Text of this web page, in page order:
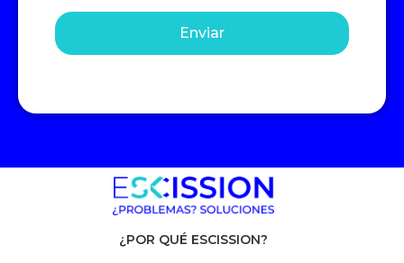
¿POR QUÉ ESCISSION?